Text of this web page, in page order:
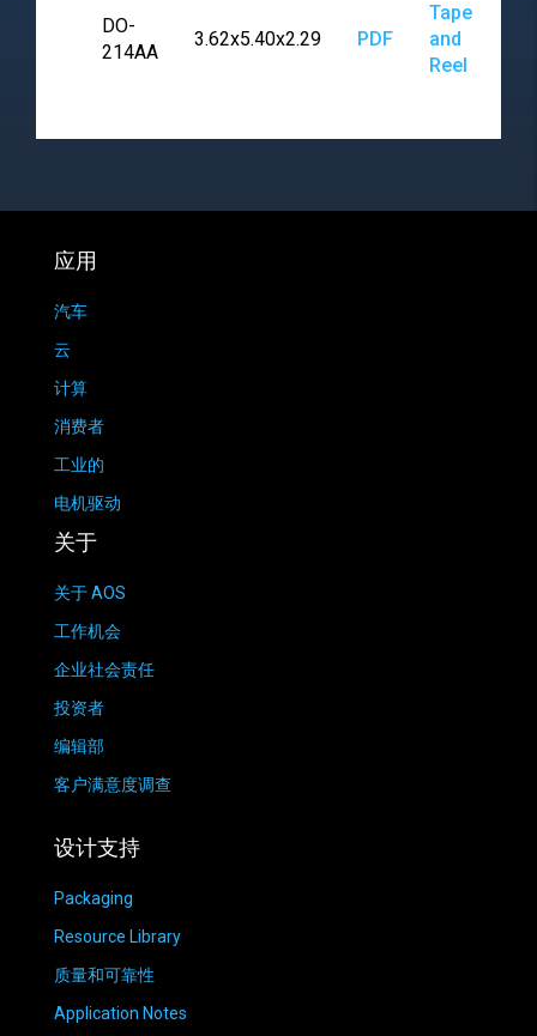
DO-
214AA
3.62x5.40x2.29 PDF
Tape
and
Reel
应用
汽车
云
计算
消费者
工业的
电机驱动
关于
关于 AOS
工作机会
企业社会责任
投资者
编辑部
客户满意度调查
设计支持
Packaging
Resource Library
质量和可靠性
Application Notes